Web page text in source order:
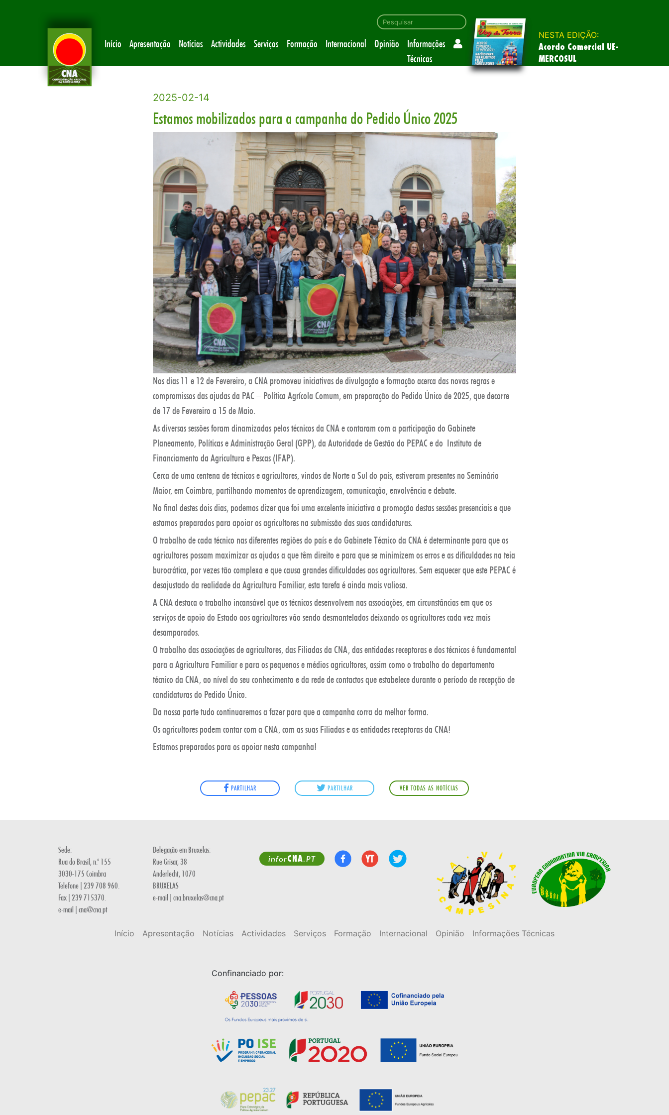
Início Apresentação Notícias Actividades Serviços Formação Internacional Opinião
Informações
Técnicas
NESTA EDIÇÃO:
Acordo Comercial UE-
MERCOSUL
2025-02-14
Estamos mobilizados para a campanha do Pedido Único 2025
Nos dias 11 e 12 de Fevereiro, a CNA promoveu iniciativas de divulgação e formação acerca das novas regras e
compromissos das ajudas da PAC – Política Agrícola Comum, em preparação do Pedido Único de 2025, que decorre
de 17 de Fevereiro a 15 de Maio.
As diversas sessões foram dinamizadas pelos técnicos da CNA e contaram com a participação do Gabinete
Planeamento, Políticas e Administração Geral (GPP), da Autoridade de Gestão do PEPAC e do Instituto de
Financiamento da Agricultura e Pescas (IFAP).
Cerca de uma centena de técnicos e agricultores, vindos de Norte a Sul do país, estiveram presentes no Seminário
Maior, em Coimbra, partilhando momentos de aprendizagem, comunicação, envolvência e debate.
No final destes dois dias, podemos dizer que foi uma excelente iniciativa a promoção destas sessões presenciais e que
estamos preparados para apoiar os agricultores na submissão das suas candidaturas.
O trabalho de cada técnico nas diferentes regiões do país e do Gabinete Técnico da CNA é determinante para que os
agricultores possam maximizar as ajudas a que têm direito e para que se minimizem os erros e as dificuldades na teia
burocrática, por vezes tão complexa e que causa grandes dificuldades aos agricultores. Sem esquecer que este PEPAC é
desajustado da realidade da Agricultura Familiar, esta tarefa é ainda mais valiosa.
A CNA destaca o trabalho incansável que os técnicos desenvolvem nas associações, em circunstâncias em que os
serviços de apoio do Estado aos agricultores vão sendo desmantelados deixando os agricultores cada vez mais
desamparados.
O trabalho das associações de agricultores, das Filiadas da CNA, das entidades receptoras e dos técnicos é fundamental
para a Agricultura Familiar e para os pequenos e médios agricultores, assim como o trabalho do departamento
técnico da CNA, ao nível do seu conhecimento e da rede de contactos que estabelece durante o período de recepção de
candidaturas do Pedido Único.
Da nossa parte tudo continuaremos a fazer para que a campanha corra da melhor forma.
Os agricultores podem contar com a CNA, com as suas Filiadas e as entidades receptoras da CNA!
Estamos preparados para os apoiar nesta campanha!
PARTILHAR PARTILHAR VER TODAS AS NOTÍCIAS
Sede:
Rua do Brasil, n.º 155
3030-175 Coimbra
Telefone | 239 708 960.
Fax | 239 715370.
e-mail | cna@cna.pt
Delegação em Bruxelas:
Rue Grisar, 38
Anderlecht, 1070
BRUXELAS
e-mail | cna.bruxelas@cna.pt
inforCNA.PT
Início Apresentação Notícias Actividades Serviços Formação Internacional Opinião Informações Técnicas
Confinanciado por: